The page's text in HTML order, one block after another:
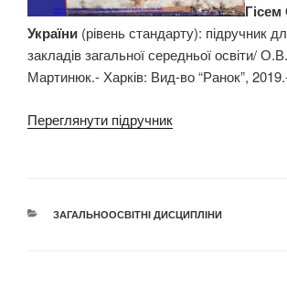
Гісем
України (рівень стандарту): підручник
закладів загальної середньої освіти/
Мартинюк.- Харків: Вид-во “Ранок”,
Переглянути підручник
КАТЕГОРІЇ
ЗАГАЛЬНООСВІТНІ ДИСЦИПЛІНИ